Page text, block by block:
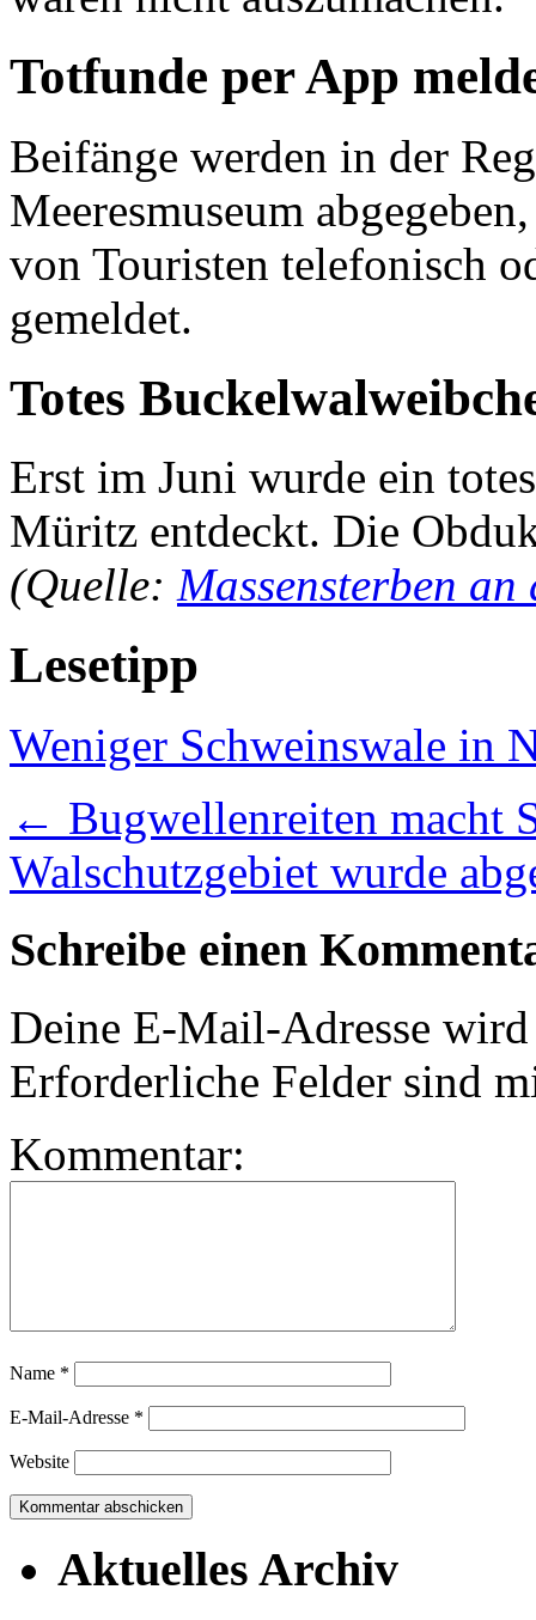
Totfunde per App
Beifänge werden in der
Meeresmuseum
von Touristen telefonisch
gemeldet.
Totes
Erst im Juni wurde ein
Müritz entdeckt. Die
(Quelle: Massensterben an
Lesetipp
Weniger Schweinswale in
← Bugwellenreiten macht
Walschutzgebiet wurde
Schreibe einen
Deine E-Mail-Adresse
Erforderliche Felder sind
Kommentar:
Name *
E-Mail-Adresse *
Website
Aktuelles Archiv